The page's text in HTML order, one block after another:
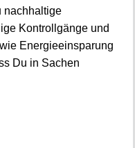
nachhaltige
Kontrollgänge und
Energieeinsparung
Du in Sachen